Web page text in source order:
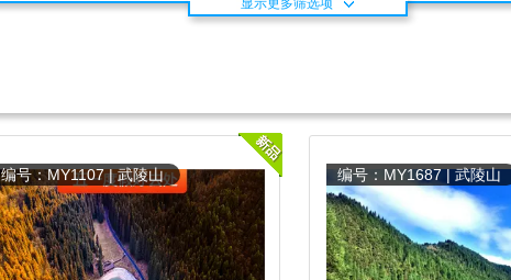
显示更多筛选项
编号：MY1107 | 武陵山 编号：MY1687 | 武陵山